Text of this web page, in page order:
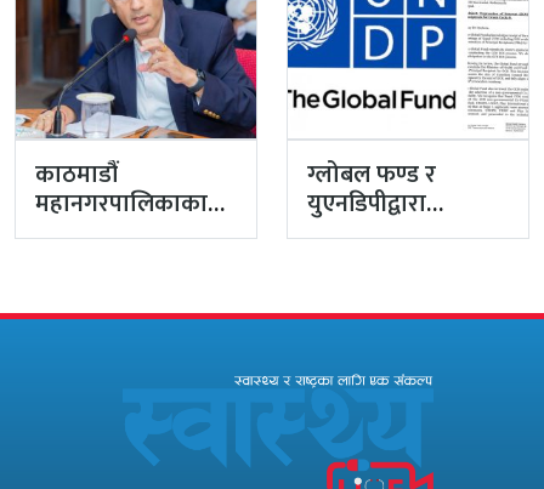
काठमाडौं
महानगरपालिकाका
प्रमुख प्रशासकीय
ग्लोबल फण्ड र
युएनडिपीद्वारा
सरकारको
विवादास्पद…